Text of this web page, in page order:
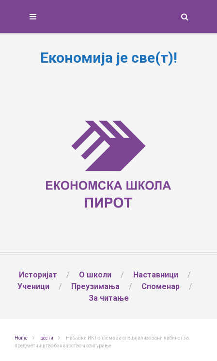
Економија је све(т)!
Историјат О школи
Наставници
Ученици
Преузимања
Споменар
За читање
Home вести
Набавка ИКТ опрема за специјализовани кабинет за
предузетништво банкарство и осигурање